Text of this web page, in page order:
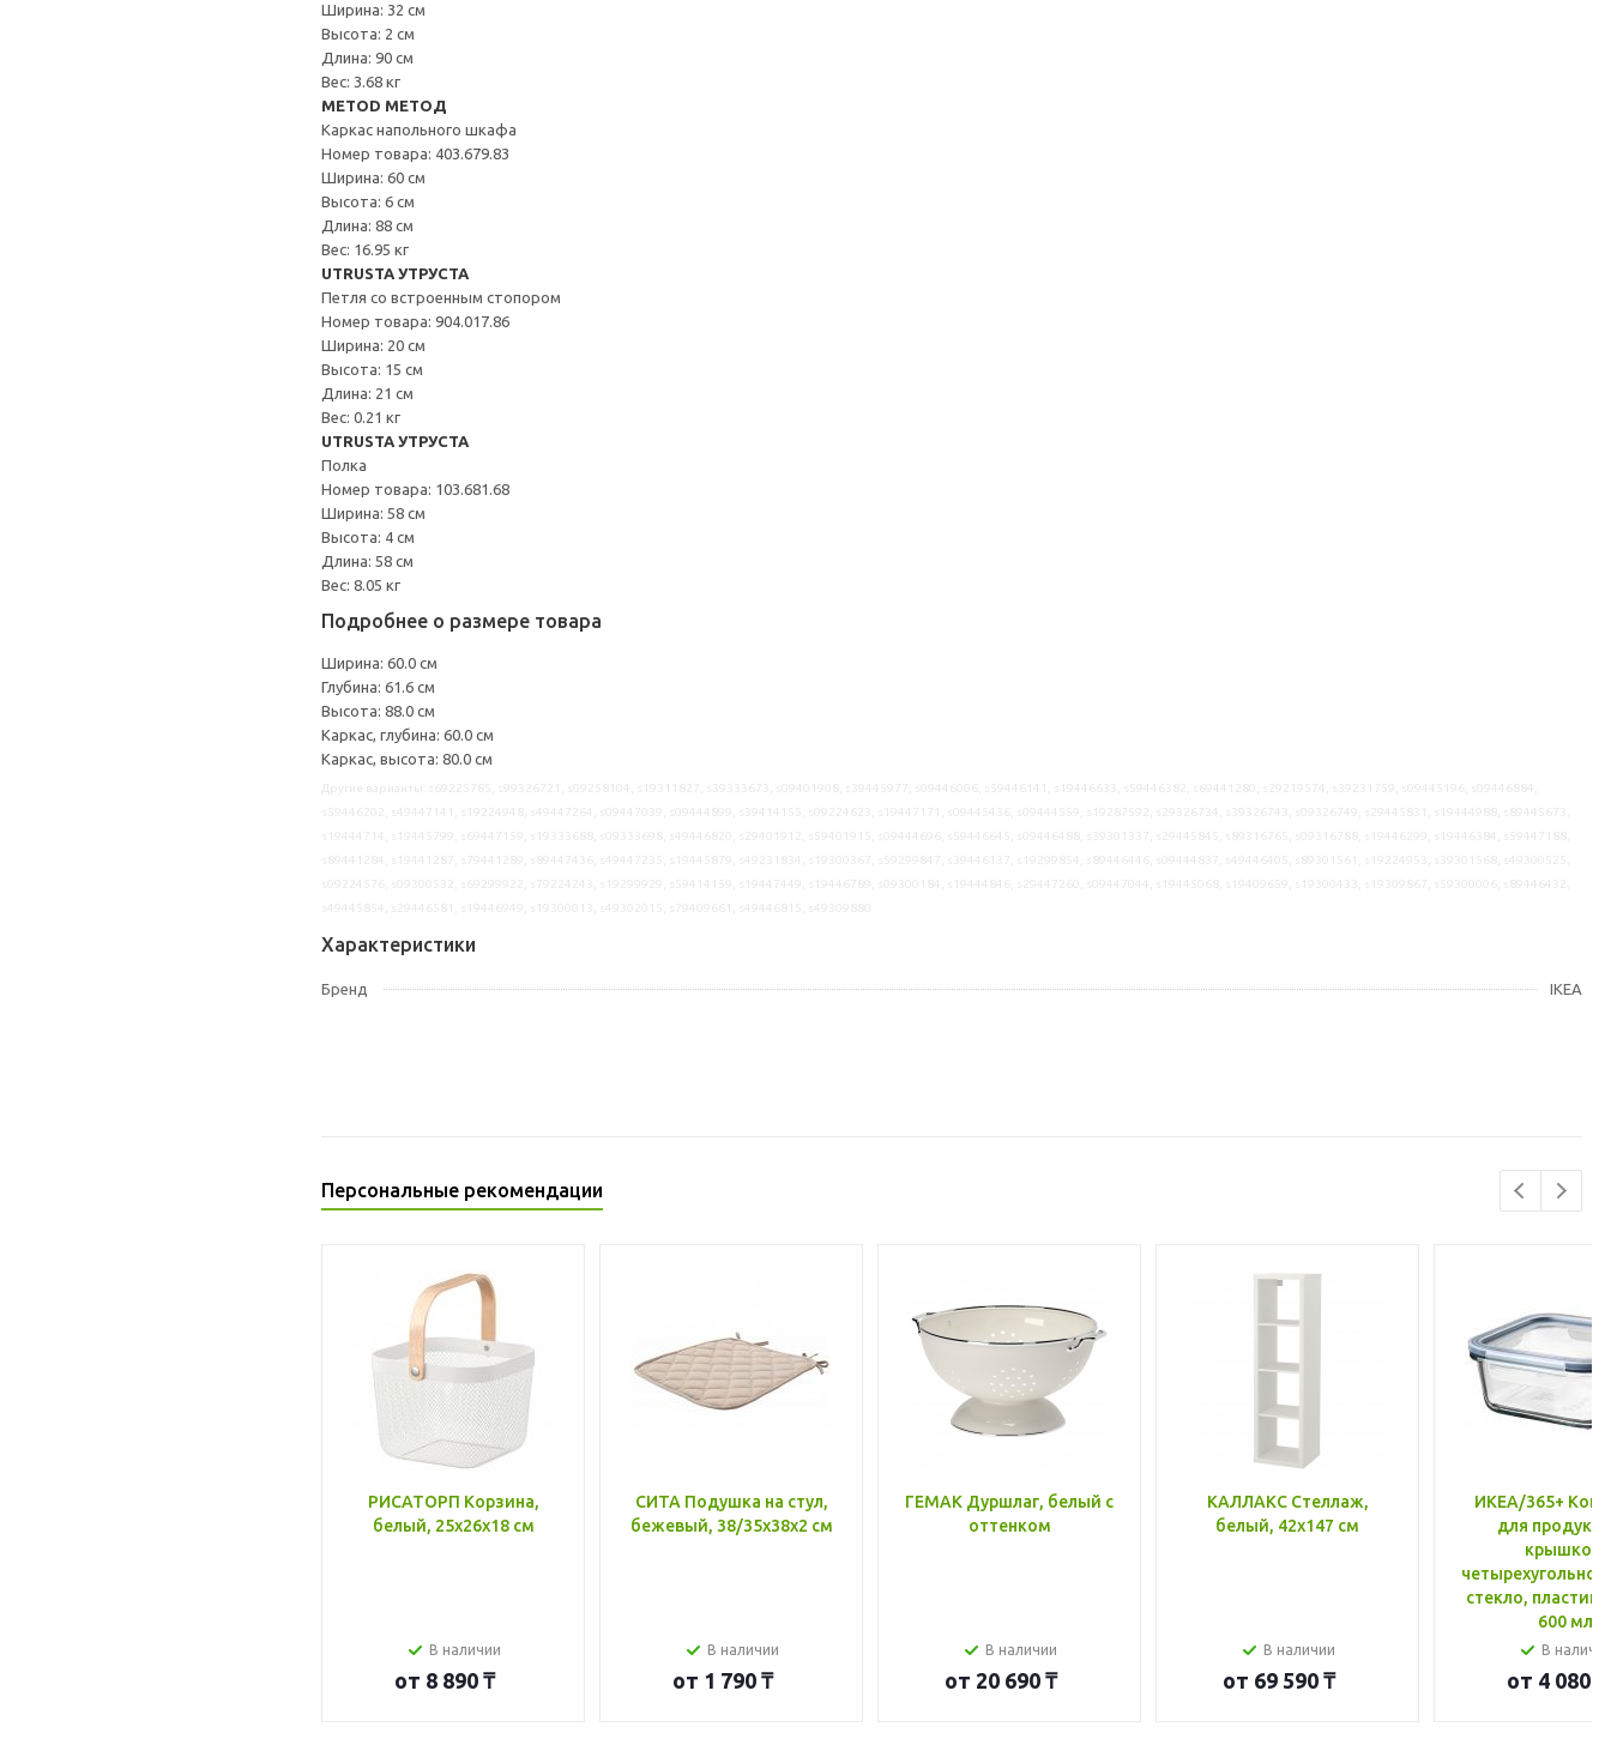
Ширина: 32 см
Высота: 2 см
Длина: 90 см
Вес: 3.68 кг
METOD МЕТОД
Каркас напольного шкафа
Номер товара: 403.679.83
Ширина: 60 см
Высота: 6 см
Длина: 88 см
Вес: 16.95 кг
UTRUSTA УТРУСТА
Петля со встроенным стопором
Номер товара: 904.017.86
Ширина: 20 см
Высота: 15 см
Длина: 21 см
Вес: 0.21 кг
UTRUSTA УТРУСТА
Полка
Номер товара: 103.681.68
Ширина: 58 см
Высота: 4 см
Длина: 58 см
Вес: 8.05 кг
Подробнее о размере товара
Ширина: 60.0 см
Глубина: 61.6 см
Высота: 88.0 см
Каркас, глубина: 60.0 см
Каркас, высота: 80.0 см
Характеристики
Бренд IKEA
Персональные рекомендации
РИСАТОРП Корзина,
белый, 25x26x18 см
В наличии
от 8 890 ₸
СИТА Подушка на стул,
бежевый, 38/35x38x2 см
В наличии
от 1 790 ₸
ГЕМАК Дуршлаг, белый с
оттенком
В наличии
от 20 690 ₸
КАЛЛАКС Стеллаж,
белый, 42x147 см
В наличии
от 69 590 ₸
ИКЕА/365+
для
крышкой,
стекло, пластик
600 мл
В
от 4 080 ₸